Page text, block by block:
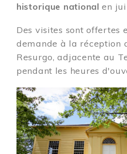
historique national en
Des visites sont offertes
demande à la réception
Resurgo, adjacente au
pendant les heures
Image